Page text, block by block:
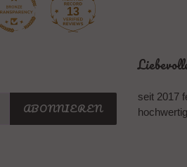
13
ABONNIEREN
seit 2017